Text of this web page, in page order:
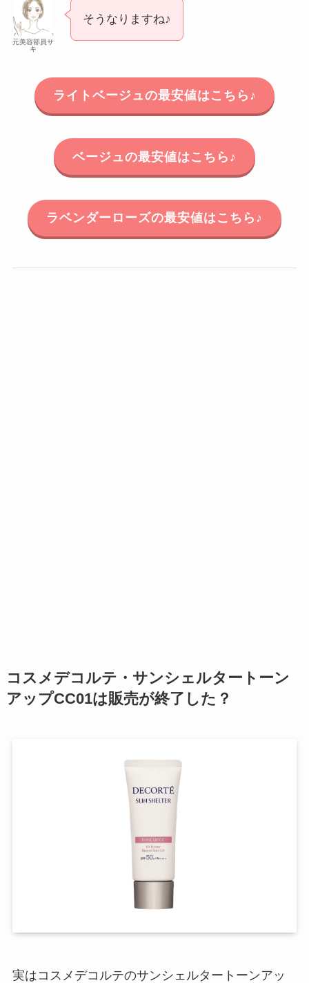
元美容部員サ
キ
そうなりますね♪
ライトベージュの最安値はこちら♪
ベージュの最安値はこちら♪
ラベンダーローズの最安値はこちら♪
コスメデコルテ・サンシェルタートーン
アップCC01は販売が終了した？
実はコスメデコルテのサンシェルタートーンアッ